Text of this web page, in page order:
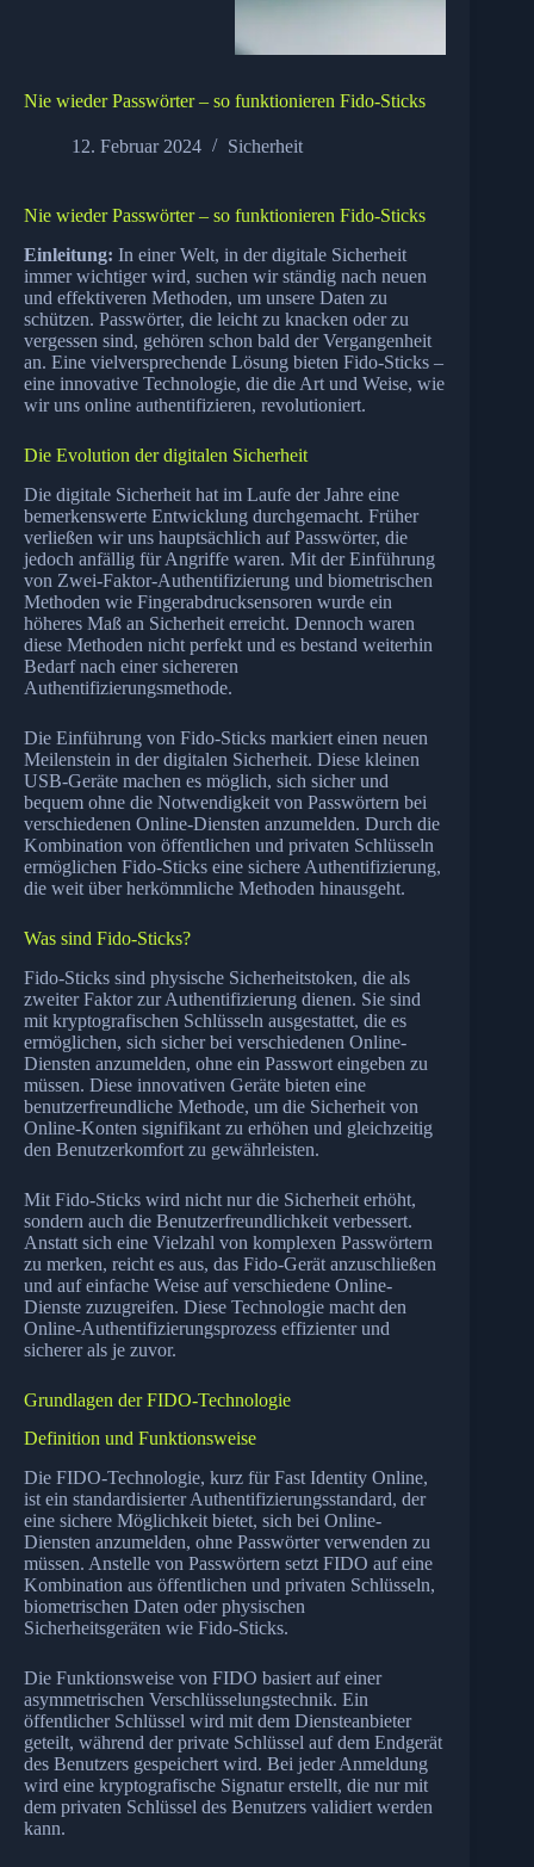
Nie wieder Passwörter – so funktionieren Fido-Sticks
12. Februar 2024 Sicherheit
Nie wieder Passwörter – so funktionieren Fido-Sticks
Einleitung: In einer Welt, in der digitale Sicherheit
immer wichtiger wird, suchen wir ständig nach neuen
und effektiveren Methoden, um unsere Daten zu
schützen. Passwörter, die leicht zu knacken oder zu
vergessen sind, gehören schon bald der Vergangenheit
an. Eine vielversprechende Lösung bieten Fido-Sticks –
eine innovative Technologie, die die Art und Weise, wie
wir uns online authentifizieren, revolutioniert.
Die Evolution der digitalen Sicherheit
Die digitale Sicherheit hat im Laufe der Jahre eine
bemerkenswerte Entwicklung durchgemacht. Früher
verließen wir uns hauptsächlich auf Passwörter, die
jedoch anfällig für Angriffe waren. Mit der Einführung
von Zwei-Faktor-Authentifizierung und biometrischen
Methoden wie Fingerabdrucksensoren wurde ein
höheres Maß an Sicherheit erreicht. Dennoch waren
diese Methoden nicht perfekt und es bestand weiterhin
Bedarf nach einer sichereren
Authentifizierungsmethode.
Die Einführung von Fido-Sticks markiert einen neuen
Meilenstein in der digitalen Sicherheit. Diese kleinen
USB-Geräte machen es möglich, sich sicher und
bequem ohne die Notwendigkeit von Passwörtern bei
verschiedenen Online-Diensten anzumelden. Durch die
Kombination von öffentlichen und privaten Schlüsseln
ermöglichen Fido-Sticks eine sichere Authentifizierung,
die weit über herkömmliche Methoden hinausgeht.
Was sind Fido-Sticks?
Fido-Sticks sind physische Sicherheitstoken, die als
zweiter Faktor zur Authentifizierung dienen. Sie sind
mit kryptografischen Schlüsseln ausgestattet, die es
ermöglichen, sich sicher bei verschiedenen Online-
Diensten anzumelden, ohne ein Passwort eingeben zu
müssen. Diese innovativen Geräte bieten eine
benutzerfreundliche Methode, um die Sicherheit von
Online-Konten signifikant zu erhöhen und gleichzeitig
den Benutzerkomfort zu gewährleisten.
Mit Fido-Sticks wird nicht nur die Sicherheit erhöht,
sondern auch die Benutzerfreundlichkeit verbessert.
Anstatt sich eine Vielzahl von komplexen Passwörtern
zu merken, reicht es aus, das Fido-Gerät anzuschließen
und auf einfache Weise auf verschiedene Online-
Dienste zuzugreifen. Diese Technologie macht den
Online-Authentifizierungsprozess effizienter und
sicherer als je zuvor.
Grundlagen der FIDO-Technologie
Definition und Funktionsweise
Die FIDO-Technologie, kurz für Fast Identity Online,
ist ein standardisierter Authentifizierungsstandard, der
eine sichere Möglichkeit bietet, sich bei Online-
Diensten anzumelden, ohne Passwörter verwenden zu
müssen. Anstelle von Passwörtern setzt FIDO auf eine
Kombination aus öffentlichen und privaten Schlüsseln,
biometrischen Daten oder physischen
Sicherheitsgeräten wie Fido-Sticks.
Die Funktionsweise von FIDO basiert auf einer
asymmetrischen Verschlüsselungstechnik. Ein
öffentlicher Schlüssel wird mit dem Diensteanbieter
geteilt, während der private Schlüssel auf dem Endgerät
des Benutzers gespeichert wird. Bei jeder Anmeldung
wird eine kryptografische Signatur erstellt, die nur mit
dem privaten Schlüssel des Benutzers validiert werden
kann.